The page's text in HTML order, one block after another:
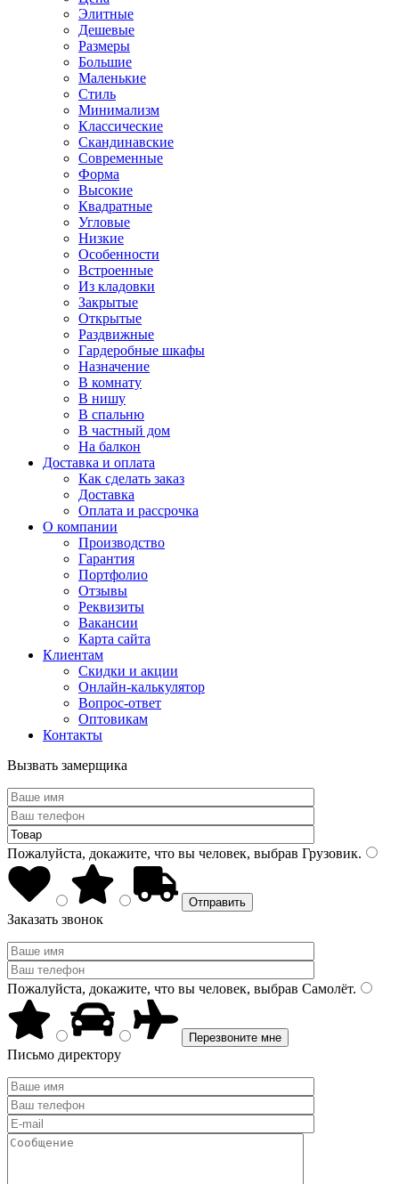
Элитные
Дешевые
Размеры
Большие
Маленькие
Стиль
Минимализм
Классические
Скандинавские
Современные
Форма
Высокие
Квадратные
Угловые
Низкие
Особенности
Встроенные
Из кладовки
Закрытые
Открытые
Раздвижные
Гардеробные шкафы
Назначение
В комнату
В нишу
В спальню
В частный дом
На балкон
Доставка и оплата
Как сделать заказ
Доставка
Оплата и рассрочка
О компании
Производство
Гарантия
Портфолио
Отзывы
Реквизиты
Вакансии
Карта сайта
Клиентам
Скидки и акции
Онлайн-калькулятор
Вопрос-ответ
Оптовикам
Контакты
Вызвать замерщика
Пожалуйста, докажите, что вы человек, выбрав Грузовик.
Заказать звонок
Пожалуйста, докажите, что вы человек, выбрав Самолёт.
Письмо директору